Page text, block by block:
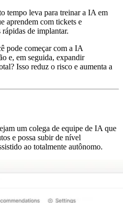
tempo leva para treinar a IA em
aprendem com tickets e
de implantar.
pode começar com a IA
e, em seguida, expandir
Isso reduz o risco e aumenta a
um colega de equipe de IA que
e possa subir de nível
ao totalmente autônomo.